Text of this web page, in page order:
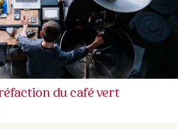
du café vert